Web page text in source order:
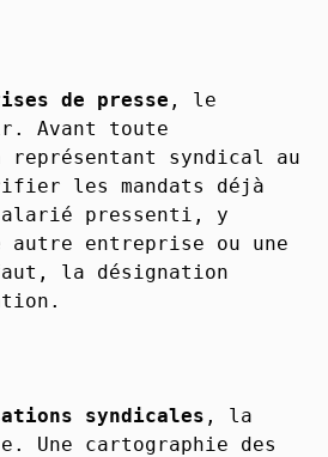
de presse , le
Avant toute
représentant syndical au
les mandats déjà
pressenti, y
autre entreprise ou une
la désignation
syndicales , la
Une cartographie des